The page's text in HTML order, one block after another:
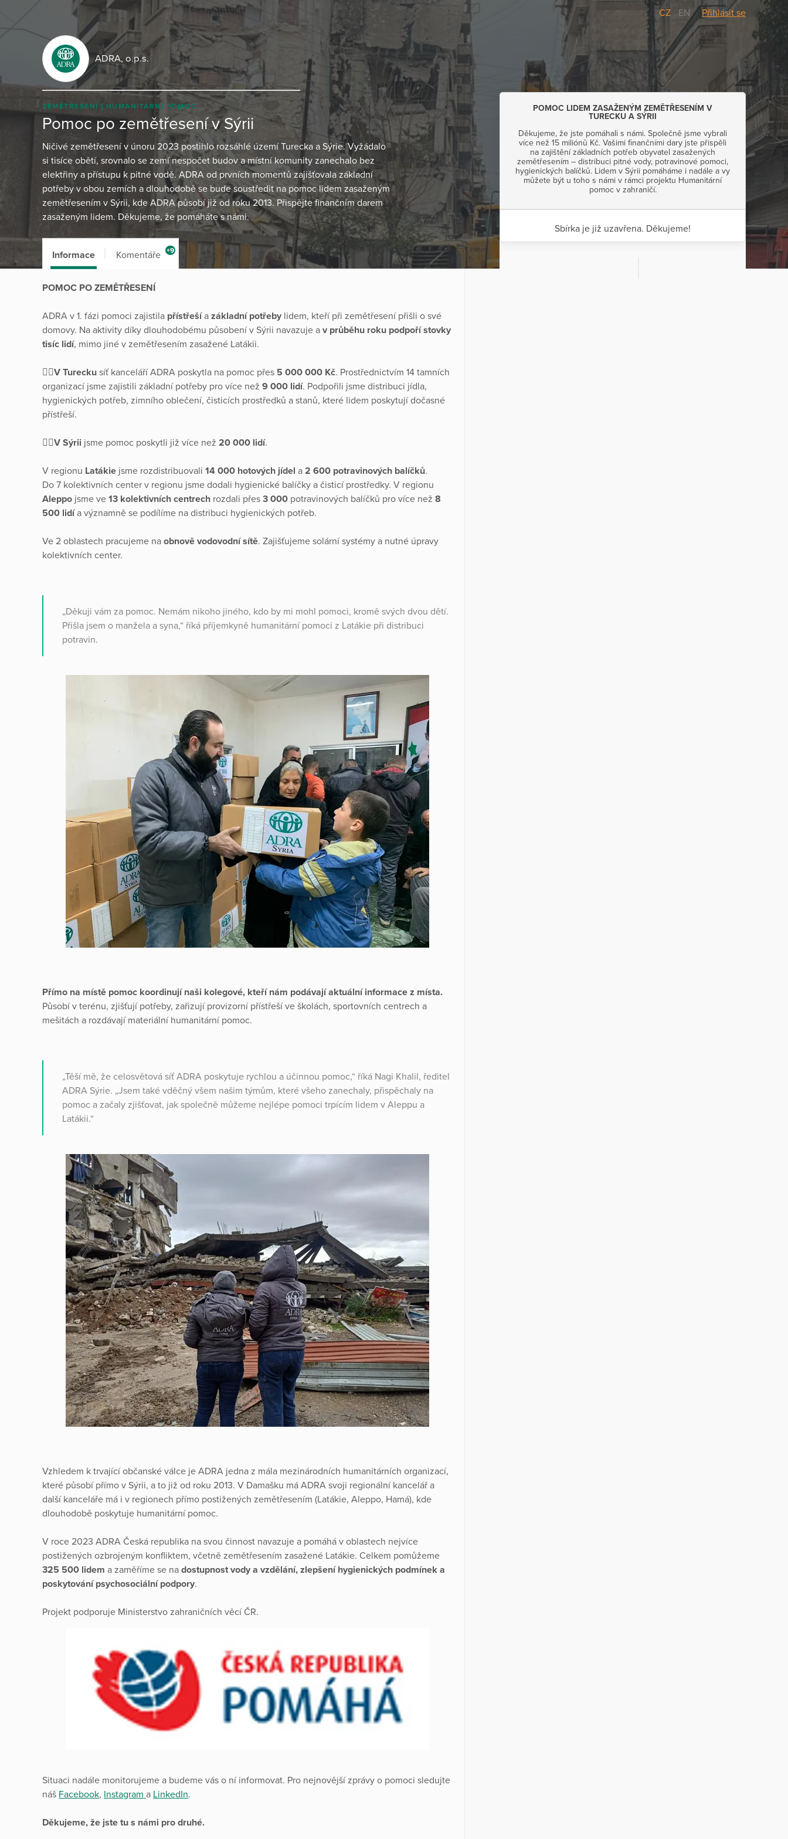
CZ EN Přihlásit se
ADRA, o.p.s.
ZEMĚTŘESENÍ HUMANITÁRNÍ POMOC
Pomoc po zemětřesení v Sýrii
Ničivé zemětřesení v únoru 2023 postihlo rozsáhlé území Turecka a Sýrie. Vyžádalo
si tisíce obětí, srovnalo se zemí nespočet budov a místní komunity zanechalo bez
elektřiny a přístupu k pitné vodě. ADRA od prvních momentů zajišťovala základní
potřeby v obou zemích a dlouhodobě se bude soustředit na pomoc lidem zasaženým
zemětřesením v Sýrii, kde ADRA působí již od roku 2013. Přispějte finančním darem
zasaženým lidem. Děkujeme, že pomáháte s námi.
POMOC LIDEM ZASAŽENÝM ZEMĚTŘESENÍM V
TURECKU A SÝRII
Děkujeme, že jste pomáhali s námi. Společně jsme vybrali
více než 15 miliónů Kč. Vašimi finančními dary jste přispěli
na zajištění základních potřeb obyvatel zasažených
zemětřesením – distribuci pitné vody, potravinové pomoci,
hygienických balíčků. Lidem v Sýrii pomáháme i nadále a vy
můžete být u toho s námi v rámci projektu Humanitární
pomoc v zahraničí.
Sbírka je již uzavřena. Děkujeme!
Informace Komentáře +9
POMOC PO ZEMĚTŘESENÍ
ADRA v 1. fázi pomoci zajistila přístřešía základní potřeby lidem, kteří při zemětřesení přišli o své
domovy. Na aktivity díky dlouhodobému působení v Sýrii navazuje a v průběhu roku podpoří stovky
tisíc lidí, mimo jiné v zemětřesením zasažené Latákii.
👉🏽V Turecku síť kanceláří ADRA poskytla na pomoc přes 5 000 000 Kč. Prostřednictvím 14 tamních
organizací jsme zajistili základní potřeby pro více než 9 000 lidí. Podpořili jsme distribuci jídla,
hygienických potřeb, zimního oblečení, čisticích prostředků a stanů, které lidem poskytují dočasné
přístřeší.
👉🏽V Sýrii jsme pomoc poskytli již více než 20 000 lidí.
V regionu Latákie jsme rozdistribuovali 14 000 hotových jídel a 2 600 potravinových balíčků.
Do 7 kolektivních center v regionu jsme dodali hygienické balíčky a čisticí prostředky. V regionu
Aleppo jsme ve 13 kolektivních centrech rozdali přes 3 000 potravinových balíčků pro více než 8
500 lidía významně se podílíme na distribuci hygienických potřeb.
Ve 2 oblastech pracujeme na obnově vodovodní sítě. Zajišťujeme solární systémy a nutné úpravy
kolektivních center.
„Děkuji vám za pomoc. Nemám nikoho jiného, kdo by mi mohl pomoci, kromě svých dvou dětí.
Přišla jsem o manžela a syna,“ říká příjemkyně humanitární pomoci z Latákie při distribuci
potravin.
Přímo na místě pomoc koordinují naši kolegové, kteří nám podávají aktuální informace z místa.
Působí v terénu, zjišťují potřeby, zařizují provizorní přístřeší ve školách, sportovních centrech a
mešitách a rozdávají materiální humanitární pomoc.
„Těší mě, že celosvětová síť ADRA poskytuje rychlou a účinnou pomoc,“ říká Nagi Khalil, ředitel
ADRA Sýrie. „Jsem také vděčný všem našim týmům, které všeho zanechaly, přispěchaly na
pomoc a začaly zjišťovat, jak společně můžeme nejlépe pomoci trpícím lidem v Aleppu a
Latákii.“
Vzhledem k trvající občanské válce je ADRA jedna z mála mezinárodních humanitárních organizací,
které působí přímo v Sýrii, a to již od roku 2013. V Damašku má ADRA svoji regionální kancelář a
další kanceláře má i v regionech přímo postižených zemětřesením (Latákie, Aleppo, Hamá), kde
dlouhodobě poskytuje humanitární pomoc.
V roce 2023 ADRA Česká republika na svou činnost navazuje a pomáhá v oblastech nejvíce
postižených ozbrojeným konfliktem, včetně zemětřesením zasažené Latákie. Celkem pomůžeme
325 500 lidem a zaměříme se na dostupnost vody a vzdělání, zlepšení hygienických podmínek a
poskytování psychosociální podpory.
Projekt podporuje Ministerstvo zahraničních věcí ČR.
Situaci nadále monitorujeme a budeme vás o ní informovat. Pro nejnovější zprávy o pomoci sledujte
náš Facebook, Instagram a LinkedIn.
Děkujeme, že jste tu s námi pro druhé.